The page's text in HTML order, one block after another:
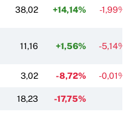
38,02 +14,14% -1,99%
11,16 +1,56% -5,14%
3,02 -8,72% -0,01%
18,23 -17,75%